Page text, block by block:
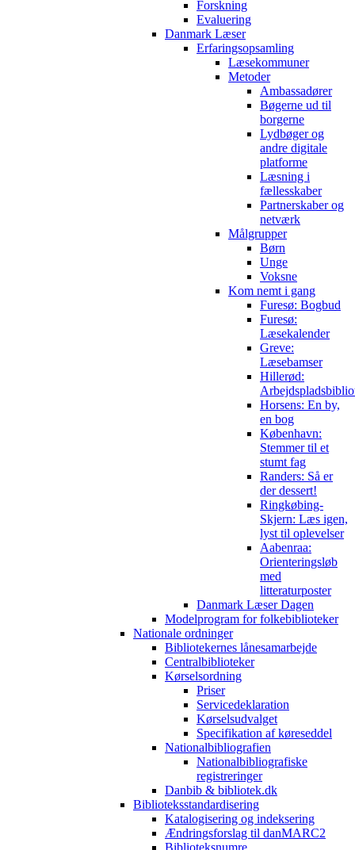
Forskning
Evaluering
Danmark Læser
Erfaringsopsamling
Læsekommuner
Metoder
Ambassadører
Bøgerne ud til
borgerne
Lydbøger og
andre digitale
platforme
Læsning i
fællesskaber
Partnerskaber og
netværk
Målgrupper
Børn
Unge
Voksne
Kom nemt i gang
Furesø: Bogbud
Furesø:
Læsekalender
Greve:
Læsebamser
Hillerød:
Horsens: En by,
en bog
København:
Stemmer til et
stumt fag
Randers: Så er
der dessert!
Ringkøbing-
Skjern: Læs igen,
lyst til oplevelser
Aabenraa:
Orienteringsløb
med
litteraturposter
Danmark Læser Dagen
Modelprogram for folkebiblioteker
Nationale ordninger
Bibliotekernes lånesamarbejde
Centralbiblioteker
Kørselsordning
Priser
Servicedeklaration
Kørselsudvalget
Specifikation af køreseddel
Nationalbibliografien
Nationalbibliografiske
registreringer
Danbib & bibliotek.dk
Biblioteksstandardisering
Katalogisering og indeksering
Ændringsforslag til danMARC2
Biblioteksnumre